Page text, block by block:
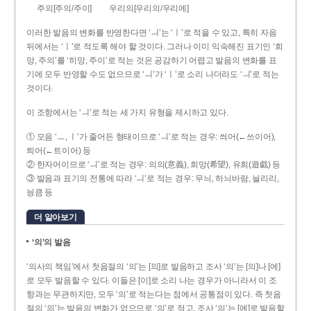
주의[주의/주이] 우리의[우리의/우리에]
이러한 발음의 변화를 반영한다면 ‘ㅢ’는 ‘ㅣ’로 적을 수 있고, 특히 자음
뒤에서는 ‘ㅣ’로 적도록 해야 할 것이다. 그러나 이미 익숙해진 표기인 ‘희
망, 주의’를 ‘히망, 주이’로 적는 것은 공감하기 어렵고 발음의 변화를 표
기에 모두 반영할 수도 없으므로 ‘ㅢ’가 ‘ㅣ’로 소리 나더라도 ‘ㅢ’로 적는
것이다.
이 조항에서는 ‘ㅢ’로 적는 세 가지 유형을 제시하고 있다.
① 모음 ‘ㅡ, ㅣ’가 줄어든 형태이므로 ‘ㅢ’로 적는 경우: 씌어(←쓰이어),
틔어(←트이어) 등
② 한자어이므로 ‘ㅢ’로 적는 경우: 의의(意義), 희망(希望), 유희(遊戱) 등
③ 발음과 표기의 전통에 따라 ‘ㅢ’로 적는 경우: 무늬, 하늬바람, 늴리리,
닁큼 등
더 알아보기
‘의’의 발음
‘의사의 책임’에서 첫음절의 ‘의’는 [의]로 발음하고 조사 ‘의’는 [의]나 [에]
로 모두 발음할 수 있다. 이들은 [이]로 소리 나는 경우가 아니라서 이 조
항과는 무관하지만, 모두 ‘의’로 적는다는 점에서 공통점이 있다. 즉 첫음
절의 ‘의’는 발음의 변화가 없으므로 ‘의’로 적고, 조사 ‘의’는 [에]로 발음할